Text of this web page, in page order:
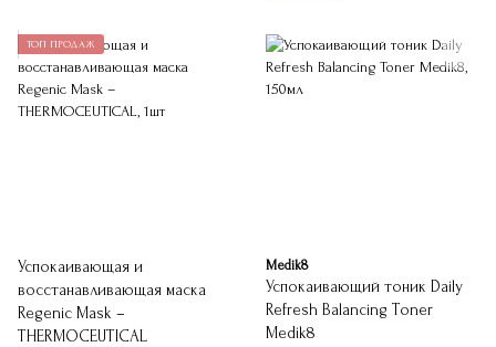
ТОП ПРОДАЖ
Успокаивающая и
восстанавливающая маска
Regenic Mask –
THERMOCEUTICAL
Medik8
Успокаивающий тоник Daily
Refresh Balancing Toner
Medik8